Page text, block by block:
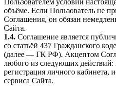
объёме. Если Пользователь не
Соглашения, он обязан
Сайта.
1.4. Соглашение является
со статьёй 437 Гражданского
(далее — ГК РФ). Акцептом
любого из следующих действий:
регистрация личного кабинета,
сервиса Сайта.